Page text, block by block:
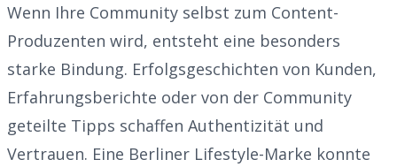
Wenn Ihre Community selbst zum Content-
Produzenten wird, entsteht eine besonders
starke Bindung. Erfolgsgeschichten von Kunden,
Erfahrungsberichte oder von der Community
geteilte Tipps schaffen Authentizität und
Vertrauen. Eine Berliner Lifestyle-Marke konnte